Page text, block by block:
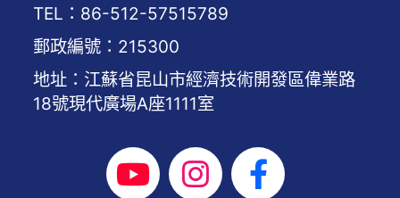
TEL：86-512-57515789
郵政編號：215300
地址：江蘇省昆山市經濟技術開發區偉業路
18號現代廣場A座1111室